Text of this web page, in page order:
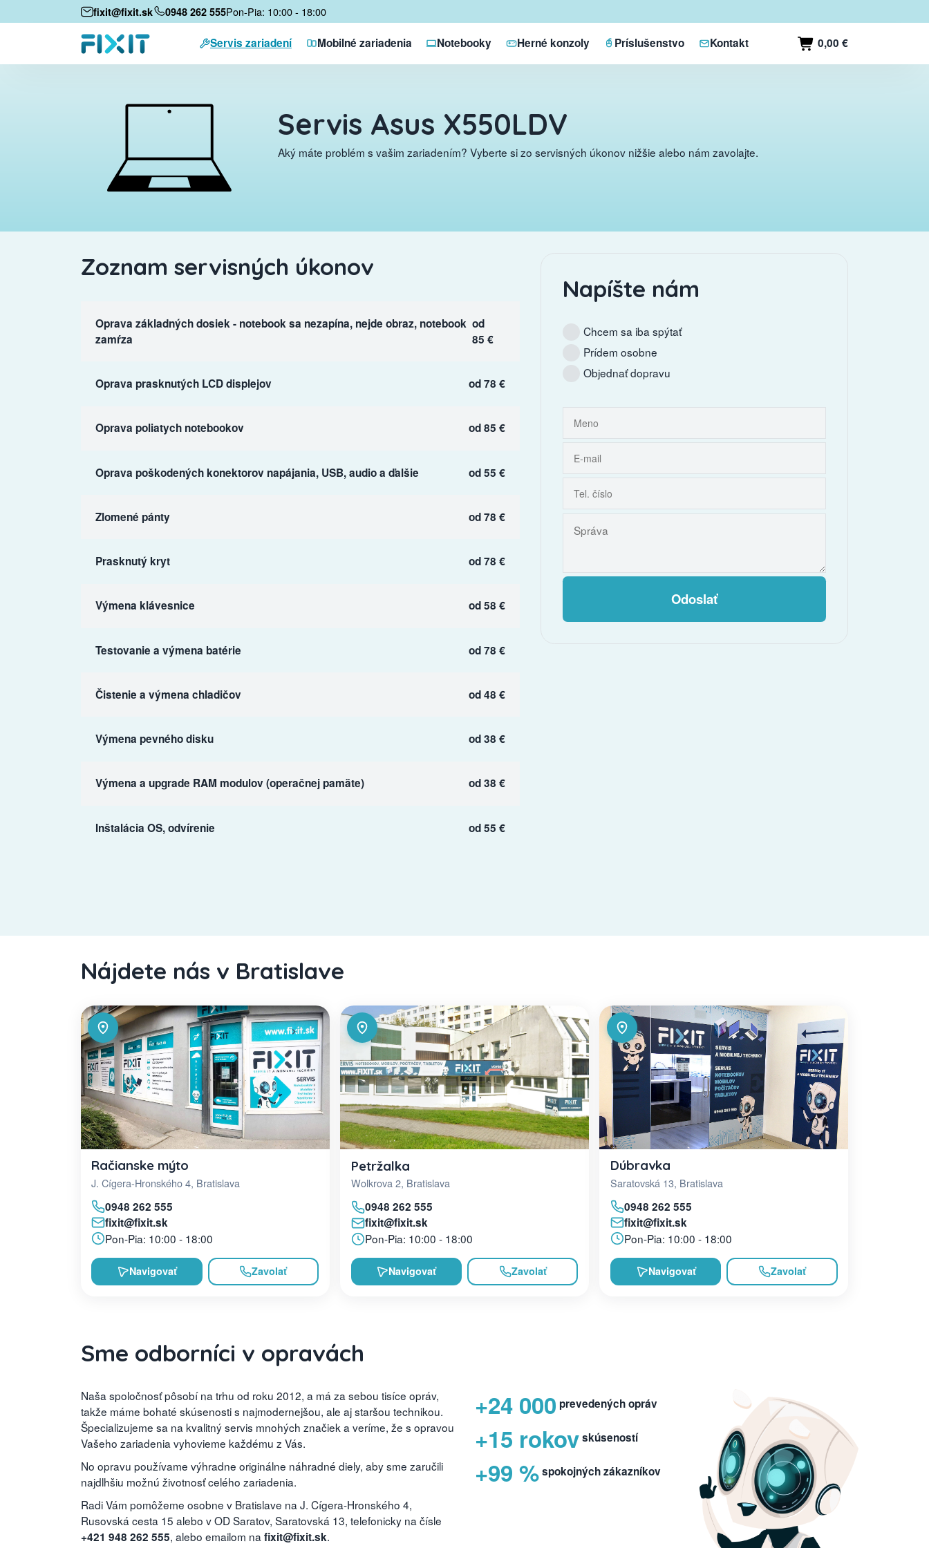
fixit@fixit.sk 0948 262 555Pon-Pia: 10:00 - 18:00
Servis zariadení Mobilné zariadenia Notebooky Herné konzoly Príslušenstvo Kontakt 0,00 €
Servis Asus X550LDV
Aký máte problém s vašim zariadením? Vyberte si zo servisných úkonov nižšie alebo nám zavolajte.
Zoznam servisných úkonov
Oprava základných dosiek - notebook sa nezapína, nejde obraz, notebook
zamŕza
od
85 €
Oprava prasknutých LCD displejov od 78 €
Oprava poliatych notebookov od 85 €
Oprava poškodených konektorov napájania, USB, audio a ďalšie od 55 €
Zlomené pánty od 78 €
Prasknutý kryt od 78 €
Výmena klávesnice od 58 €
Testovanie a výmena batérie od 78 €
Čistenie a výmena chladičov od 48 €
Výmena pevného disku od 38 €
Výmena a upgrade RAM modulov (operačnej pamäte) od 38 €
Inštalácia OS, odvírenie od 55 €
Napíšte nám
Chcem sa iba spýtať
Prídem osobne
Objednať dopravu
Odoslať
Nájdete nás v Bratislave
Račianske mýto
J. Cígera-Hronského 4, Bratislava
0948 262 555
fixit@fixit.sk
Pon-Pia: 10:00 - 18:00
Navigovať Zavolať
Petržalka
Wolkrova 2, Bratislava
0948 262 555
fixit@fixit.sk
Pon-Pia: 10:00 - 18:00
Navigovať Zavolať
Dúbravka
Saratovská 13, Bratislava
0948 262 555
fixit@fixit.sk
Pon-Pia: 10:00 - 18:00
Navigovať Zavolať
Sme odborníci v opravách
Naša spoločnosť pôsobí na trhu od roku 2012, a má za sebou tisíce opráv,
takže máme bohaté skúsenosti s najmodernejšou, ale aj staršou technikou.
Špecializujeme sa na kvalitný servis mnohých značiek a veríme, že s opravou
Vašeho zariadenia vyhovieme každému z Vás.
No opravu používame výhradne originálne náhradné diely, aby sme zaručili
najdlhšiu možnú životnosť celého zariadenia.
Radi Vám pomôžeme osobne v Bratislave na J. Cígera-Hronského 4,
Rusovská cesta 15 alebo v OD Saratov, Saratovská 13, telefonicky na čísle
+421 948 262 555, alebo emailom na fixit@fixit.sk.
+24 000 prevedených opráv
+15 rokovskúseností
+99 %spokojných zákazníkov